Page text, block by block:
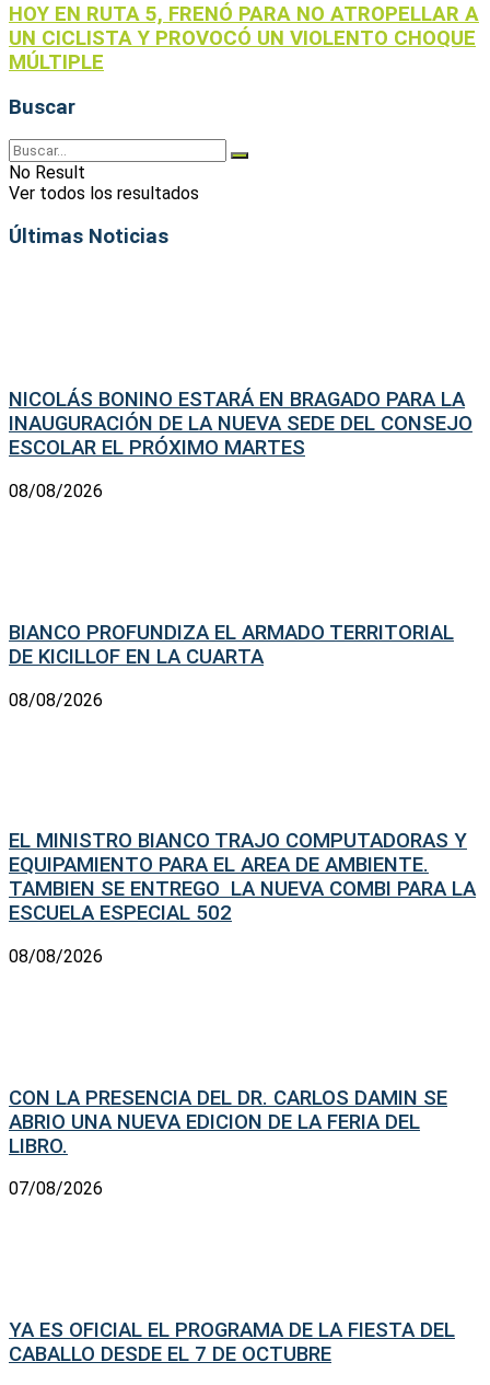
HOY EN RUTA 5, FRENÓ PARA NO ATROPELLAR A
UN CICLISTA Y PROVOCÓ UN VIOLENTO CHOQUE
MÚLTIPLE
Buscar
No Result
Ver todos los resultados
Últimas Noticias
NICOLÁS BONINO ESTARÁ EN BRAGADO PARA LA
INAUGURACIÓN DE LA NUEVA SEDE DEL CONSEJO
ESCOLAR EL PRÓXIMO MARTES
08/08/2026
BIANCO PROFUNDIZA EL ARMADO TERRITORIAL
DE KICILLOF EN LA CUARTA
08/08/2026
EL MINISTRO BIANCO TRAJO COMPUTADORAS Y
EQUIPAMIENTO PARA EL AREA DE AMBIENTE.
TAMBIEN SE ENTREGO LA NUEVA COMBI PARA LA
ESCUELA ESPECIAL 502
08/08/2026
CON LA PRESENCIA DEL DR. CARLOS DAMIN SE
ABRIO UNA NUEVA EDICION DE LA FERIA DEL
LIBRO.
07/08/2026
YA ES OFICIAL EL PROGRAMA DE LA FIESTA DEL
CABALLO DESDE EL 7 DE OCTUBRE